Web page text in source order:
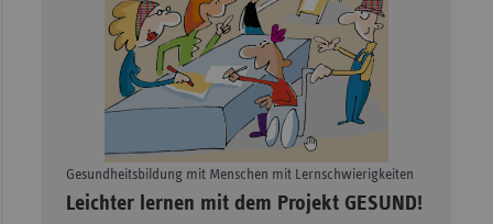
Gesundheitsbildung mit Menschen mit Lernschwierigkeiten
–Leichter lernen mit dem Projekt GESUND!